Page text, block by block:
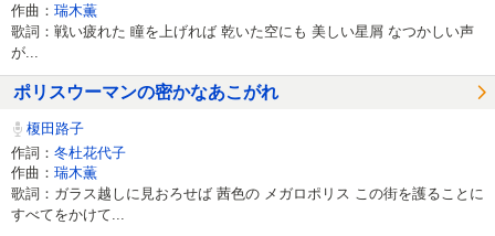
作曲： 瑞木薫
歌詞：戦い疲れた 瞳を上げれば 乾いた空にも 美しい星屑 なつかしい声
が...
ポリスウーマンの密かなあこがれ
榎田路子
作詞： 冬杜花代子
作曲： 瑞木薫
歌詞：ガラス越しに見おろせば 茜色の メガロポリス この街を護ることに
すべてをかけて...